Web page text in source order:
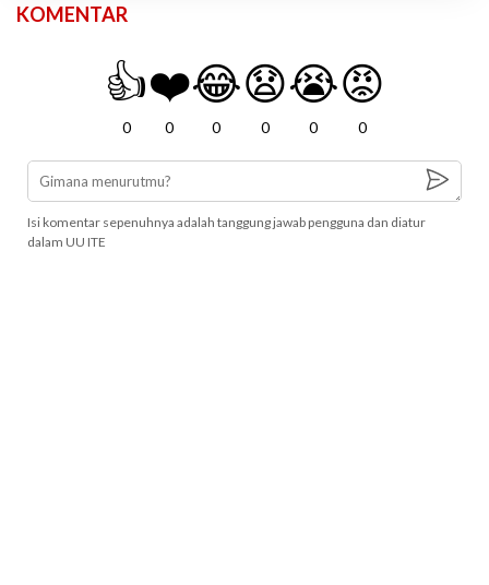
KOMENTAR
👍
0
❤️
0
😂
0
😧
0
😭
0
😡
0
Isi komentar sepenuhnya adalah tanggung jawab pengguna dan diatur
dalam UU ITE